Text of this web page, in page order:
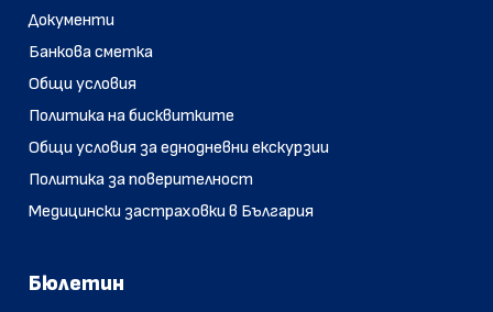
Документи
Банкова сметка
Общи условия
Политика на бисквитките
Общи условия за еднодневни екскурзии
Политика за поверителност
Медицински застраховки в България
Бюлетин